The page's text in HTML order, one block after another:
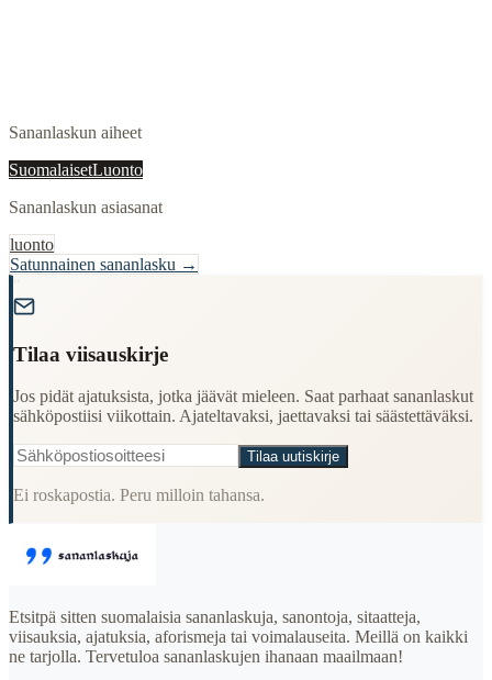
Sananlaskun aiheet
SuomalaisetLuonto
Sananlaskun asiasanat
luonto
Satunnainen sananlasku →
Tilaa viisauskirje
Jos pidät ajatuksista, jotka jäävät mieleen. Saat parhaat sananlaskut
sähköpostiisi viikottain. Ajateltavaksi, jaettavaksi tai säästettäväksi.
Tilaa uutiskirje
Ei roskapostia. Peru milloin tahansa.
Etsitpä sitten suomalaisia sananlaskuja, sanontoja, sitaatteja,
viisauksia, ajatuksia, aforismeja tai voimalauseita. Meillä on kaikki
ne tarjolla. Tervetuloa sananlaskujen ihanaan maailmaan!